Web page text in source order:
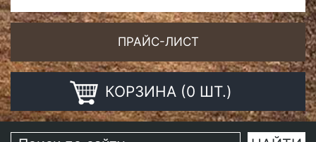
ПРАЙС-ЛИСТ
КОРЗИНА (0 ШТ.)